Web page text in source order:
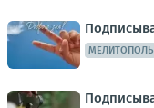
МЕЛИТОПОЛЬ